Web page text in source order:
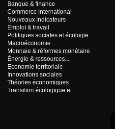
Banque & finance
Commerce international
Nouveaux indicateurs
Emploi & travail
Politiques sociales et écologie
Macroéconomie
Monnaie & réformes monétaire
Énergie & ressources...
Economie territoriale
Innovations sociales
Théories économiques
Transition écologique et...